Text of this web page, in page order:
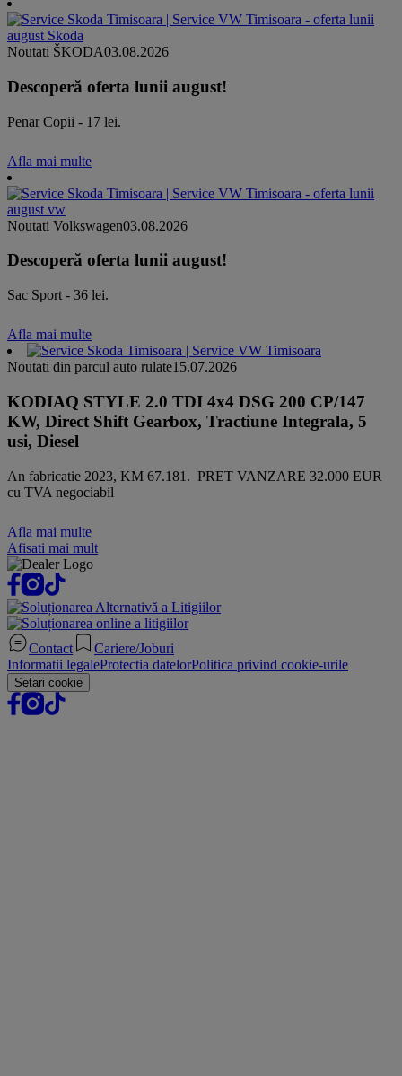
Noutati ŠKODA03.08.2026
Descoperă oferta lunii august!
Penar Copii - 17 lei.
Afla mai multe
Noutati Volkswagen03.08.2026
Descoperă oferta lunii august!
Sac Sport - 36 lei.
Afla mai multe
Noutati din parcul auto rulate15.07.2026
KODIAQ STYLE 2.0 TDI 4x4 DSG 200 CP/147
KW, Direct Shift Gearbox, Tractiune Integrala, 5
usi, Diesel
An fabricatie 2023, KM 67.181. PRET VANZARE 32.000 EUR
cu TVA negociabil
Afla mai multe
Afisati mai mult
Contact
Cariere/Joburi
Informatii legaleProtectia datelorPolitica privind cookie-urile
Setari cookie